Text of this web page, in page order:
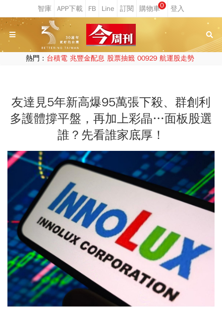
0
熱門： 台積電 兆豐金配息 股票抽籤 00929 航運股走勢
友達見5年新高爆95萬張下殺、群創利
多護體撐平盤，再加上彩晶…面板股選
誰？先看誰家底厚！